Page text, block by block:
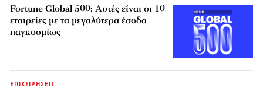
Fortune Global 500: Αυτές είναι οι 10
εταιρείες με τα μεγαλύτερα έσοδα
παγκοσμίως
ΕΠΙΧΕΙΡΗΣΕΙΣ